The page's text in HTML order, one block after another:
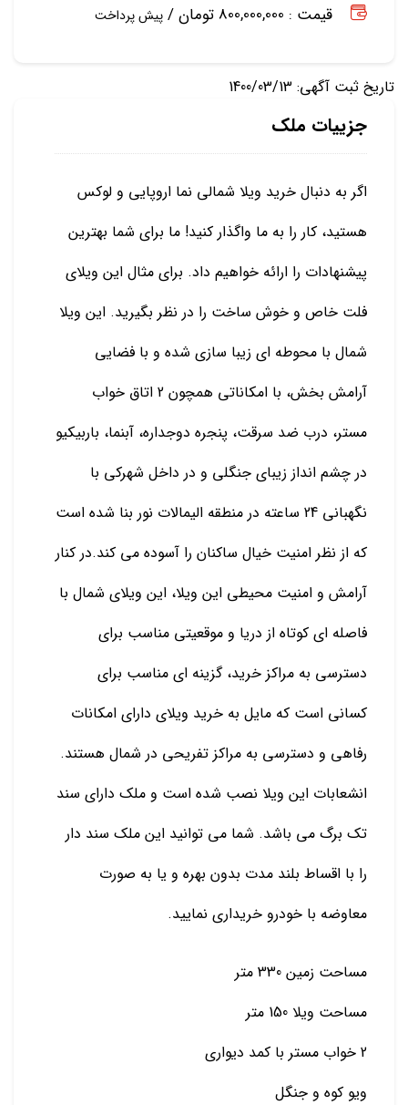
قیمت : 800,000,000 تومان /
پیش پرداخت
تاریخ ثبت آگهی: 1400/03/13
جزییات ملک
اگر به دنبال خرید ویلا شمالی نما اروپایی و لوکس
هستید، کار را به ما واگذار کنید! ما برای شما بهترین
پیشنهادات را ارائه خواهیم داد. برای مثال این ویلای
فلت خاص و خوش ساخت را در نظر بگیرید. این ویلا
شمال با محوطه ای زیبا سازی شده و با فضایی
آرامش بخش، با امکاناتی همچون 2 اتاق خواب
مستر، درب ضد سرقت، پنجره دوجداره، آبنما، باربیکیو
در چشم انداز زیبای جنگلی و در داخل شهرکی با
نگهبانی 24 ساعته در منطقه الیمالات نور بنا شده است
که از نظر امنیت خیال ساکنان را آسوده می کند.در کنار
آرامش و امنیت محیطی این ویلا، این ویلای شمال با
فاصله ای کوتاه از دریا و موقعیتی مناسب برای
دسترسی به مراکز خرید، گزینه ای مناسب برای
کسانی است که مایل به خرید ویلای دارای امکانات
رفاهی و دسترسی به مراکز تفریحی در شمال هستند.
انشعابات این ویلا نصب شده است و ملک دارای سند
تک برگ می باشد. شما می توانید این ملک سند دار
را با اقساط بلند مدت بدون بهره و یا به صورت
معاوضه با خودرو خریداری نمایید.
مساحت زمین 330 متر
مساحت ویلا 150 متر
2 خواب مستر با کمد دیواری
ویو کوه و جنگل